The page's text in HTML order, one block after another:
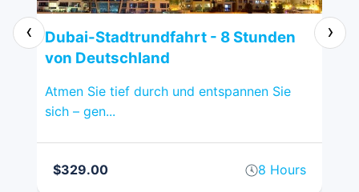
Dubai-Stadtrundfahrt - 8 Stunden
von Deutschland
Atmen Sie tief durch und entspannen Sie
sich – gen...
$329.00 8 Hours
‹ ›